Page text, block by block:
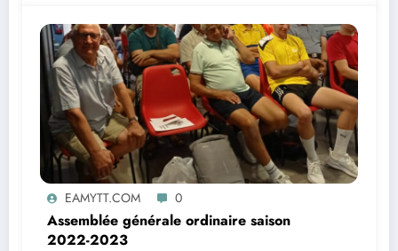
EAMYTT.COM 0
Assemblée générale ordinaire saison
2022-2023